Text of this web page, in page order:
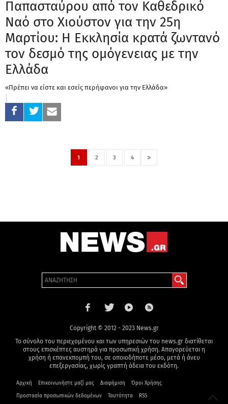
Παπασταύρου από τον Καθεδρικό
Ναό στο Χιούστον για την 25η
Μαρτίου: Η Εκκλησία κρατά ζωντανό
τον δεσμό της ομόγενειας με την
Ελλάδα
«Πρέπει να είστε και εσείς περήφανοι για την Ελλάδα»
1 2 3 4 >
Copyright © 2012 - 2023 News.gr
Το σύνολο του περιεχομένου και των υπηρεσιών του news.gr διατίθεται
στους επισκέπτες αυστηρά για προσωπική χρήση. Απαγορεύεται η
χρήση ή επανεκπομπή του, σε οποιοδήποτε μέσο, μετά ή άνευ
επεξεργασίας, χωρίς γραπτή άδεια του εκδότη.
Αρχική Επικοινωνήστε μαζί μας Διαφήμιση Όροι Χρήσης
Προστασία προσωπικών δεδομένων Ταυτότητα RSS